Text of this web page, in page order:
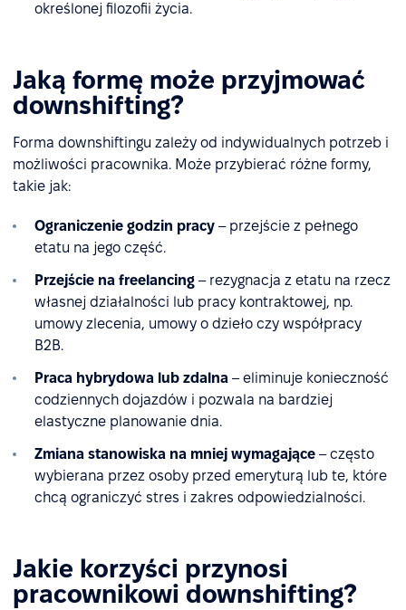
określonej filozofii życia.
Jaką formę może przyjmować
downshifting?
Forma downshiftingu zależy od indywidualnych potrzeb i
możliwości pracownika. Może przybierać różne formy,
takie jak:
Ograniczenie godzin pracy – przejście z pełnego
etatu na jego część.
Przejście na freelancing – rezygnacja z etatu na rzecz
własnej działalności lub pracy kontraktowej, np.
umowy zlecenia, umowy o dzieło czy współpracy
B2B.
Praca hybrydowa lub zdalna – eliminuje konieczność
codziennych dojazdów i pozwala na bardziej
elastyczne planowanie dnia.
Zmiana stanowiska na mniej wymagające – często
wybierana przez osoby przed emeryturą lub te, które
chcą ograniczyć stres i zakres odpowiedzialności.
Jakie korzyści przynosi
pracownikowi downshifting?